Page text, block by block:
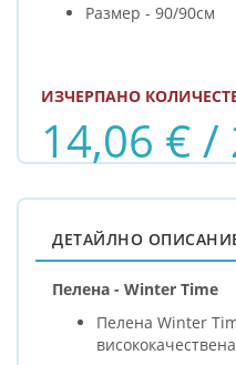
Размер - 90/90см
14,06 € /
ИЗЧЕРПАНО
ДЕТАЙЛНО
Пелена - Winter Time
Пелена Winter